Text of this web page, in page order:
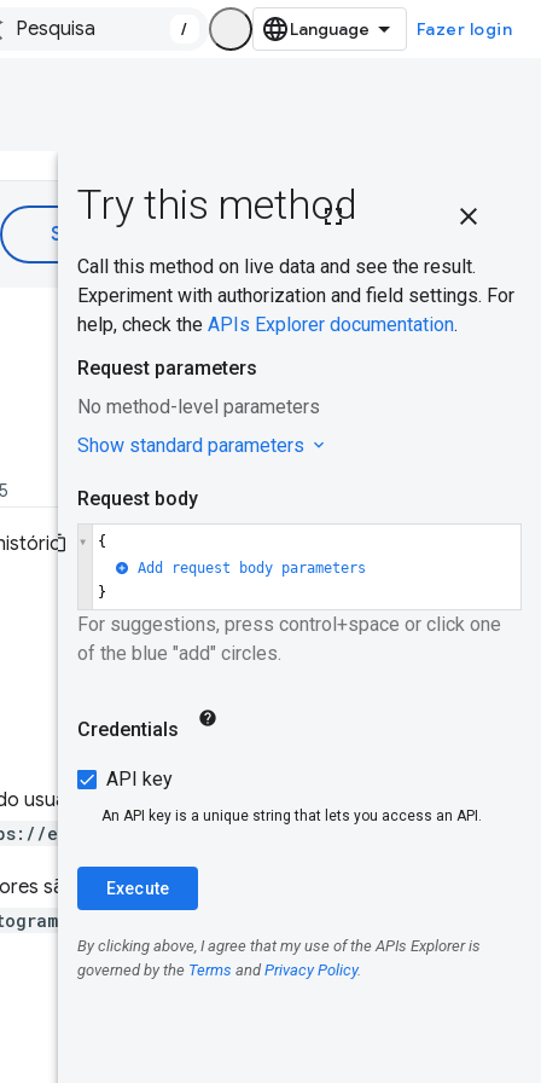
/ Fazer login
Caso de uso
comum
chave de
Modelo de
Origem
Dimensões
Isso foi útil?
de experiência de
usuário para um URI
example.com
são fornecidos em uma